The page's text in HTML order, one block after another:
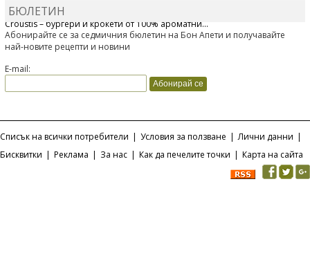
Bonduelle току-що представи нова вълнуваща продуктова линия
Croustis – бургери и крокети от 100% ароматни...
БЮЛЕТИН
Абонирайте се за седмичния бюлетин на Бон Апети и получавайте
най-новите рецепти и новини
E-mail:
Списък на всички потребители | Условия за ползване | Лични данни |
Бисквитки | Реклама | За нас | Как да печелите точки | Карта на сайта